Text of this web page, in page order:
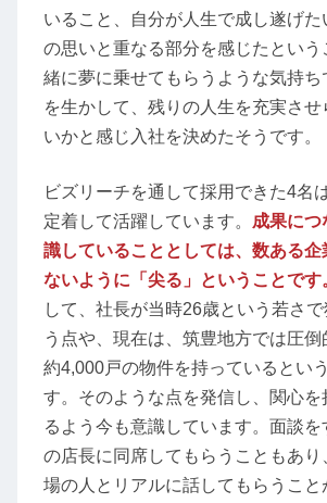
いること、自分が人生で成し遂げ
の思いと重なる部分を感じたという
緒に夢に乗せてもらうような気持ち
を生かして、残りの人生を充実さ
いかと感じ入社を決めたそうです。
ビズリーチを通して採用できた4名
定着して活躍しています。 成果につ
識していることとしては、数ある
ないように「尖る」ということです
して、社長が当時26歳という若さ
う点や、現在は、筑豊地方では圧倒
約4,000戸の物件を持っているとい
す。そのような点を発信し、関心を
るよう今も意識しています。面談
の店長に同席してもらうこともあり
場の人とリアルに話してもらうこと